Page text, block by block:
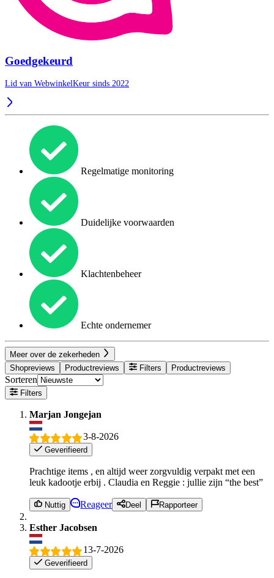
Goedgekeurd
Lid van WebwinkelKeur sinds 2022
Regelmatige monitoring
Duidelijke voorwaarden
Klachtenbeheer
Echte ondernemer
Meer over de zekerheden
Shopreviews
Productreviews Filters Productreviews
Sorteren
Filters
Marjan Jongejan
3-8-2026
Geverifieerd
Prachtige items , en altijd weer zorgvuldig verpakt met een
leuk kadootje erbij . Claudia en Reggie : jullie zijn “the best”
Nuttig Reageer Deel Rapporteer
Esther Jacobsen
13-7-2026
Geverifieerd